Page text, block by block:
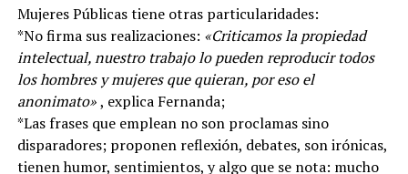
Mujeres Públicas tiene otras particularidades:
*No firma sus realizaciones: «Criticamos la propiedad
intelectual, nuestro trabajo lo pueden reproducir todos
los hombres y mujeres que quieran, por eso el
anonimato», explica Fernanda;
*Las frases que emplean no son proclamas sino
disparadores; proponen reflexión, debates, son irónicas,
tienen humor, sentimientos, y algo que se nota: mucho